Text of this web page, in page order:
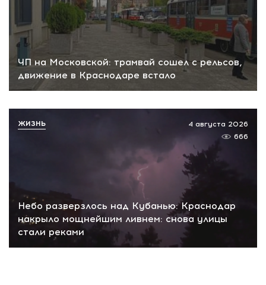
ЧП на Московской: трамвай сошел с рельсов,
движение в Краснодаре встало
Небо разверзлось над Кубанью: Краснодар
накрыло мощнейшим ливнем: снова улицы
стали реками
4 августа 2026
666
ЖИЗНЬ